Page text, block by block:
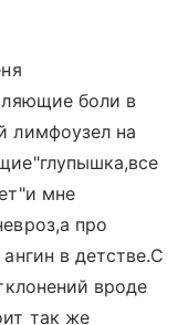
боли в
лимфоузел на
мне
про
в детстве.С
вроде
так же